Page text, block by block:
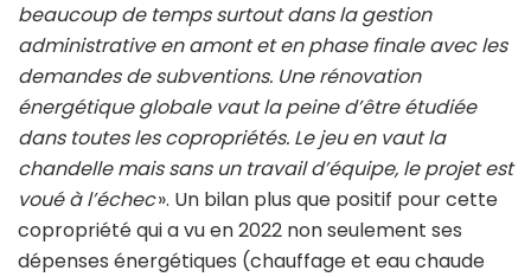
beaucoup de temps surtout dans la gestion
administrative en amont et en phase finale avec les
demandes de subventions. Une rénovation
énergétique globale vaut la peine d’être étudiée
dans toutes les copropriétés. Le jeu en vaut la
chandelle mais sans un travail d’équipe, le projet est
voué à l’échec». Un bilan plus que positif pour cette
copropriété qui a vu en 2022 non seulement ses
dépenses énergétiques (chauffage et eau chaude